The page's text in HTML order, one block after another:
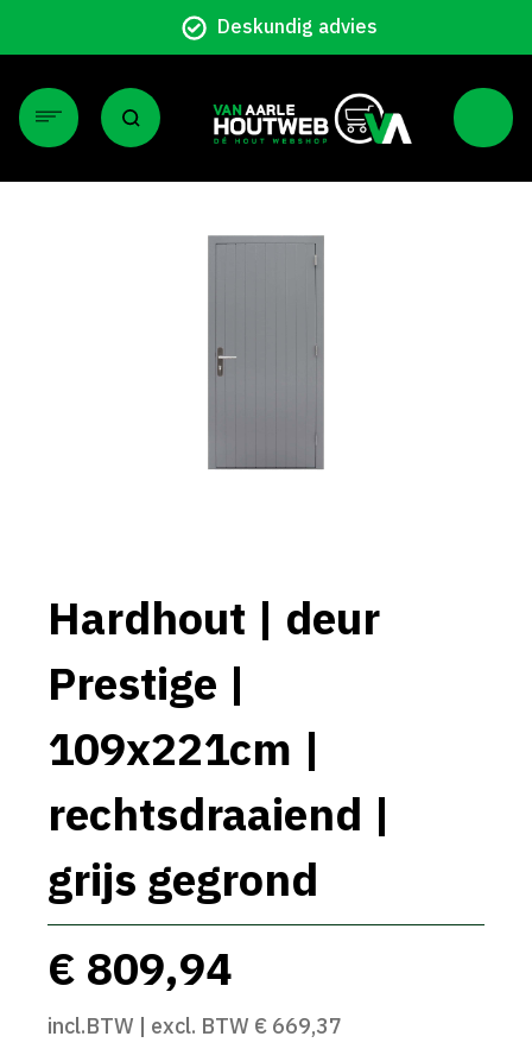
Deskundig advies
Hardhout | deur
Prestige |
109x221cm |
rechtsdraaiend |
grijs gegrond
€ 809,94
incl.BTW | excl. BTW € 669,37